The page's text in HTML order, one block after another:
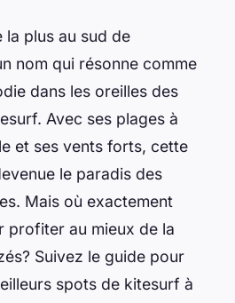
la plus au sud de
nom qui résonne comme
dans les oreilles des
Avec ses plages à
et ses vents forts, cette
le paradis des
Mais où exactement
profiter au mieux de la
Suivez le guide pour
spots de kitesurf à